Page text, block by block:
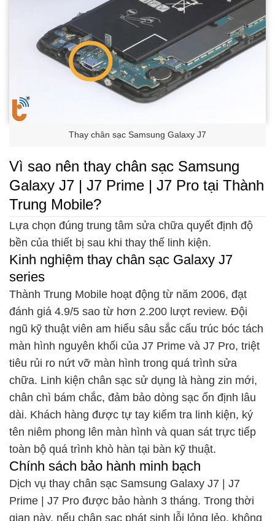
Thay chân sạc Samsung Galaxy J7
Vì sao nên thay chân sạc Samsung
Galaxy J7 | J7 Prime | J7 Pro tại Thành
Trung Mobile?
Lựa chọn đúng trung tâm sửa chữa quyết định độ
bền của thiết bị sau khi thay thế linh kiện.
Kinh nghiệm thay chân sạc Galaxy J7
series
Thành Trung Mobile hoạt động từ năm 2006, đạt
đánh giá 4.9/5 sao từ hơn 2.200 lượt review. Đội
ngũ kỹ thuật viên am hiểu sâu sắc cấu trúc bóc tách
màn hình nguyên khối của J7 Prime và J7 Pro, triệt
tiêu rủi ro nứt vỡ màn hình trong quá trình sửa
chữa. Linh kiện chân sạc sử dụng là hàng zin mới,
chân chì bám chắc, đảm bảo dòng sạc ổn định lâu
dài. Khách hàng được tự tay kiểm tra linh kiện, ký
tên niêm phong lên màn hình và quan sát trực tiếp
toàn bộ quá trình khò hàn tại bàn kỹ thuật.
Chính sách bảo hành minh bạch
Dịch vụ thay chân sạc Samsung Galaxy J7 | J7
Prime | J7 Pro được bảo hành 3 tháng. Trong thời
gian này, nếu chân sạc phát sinh lỗi lỏng lẻo, không